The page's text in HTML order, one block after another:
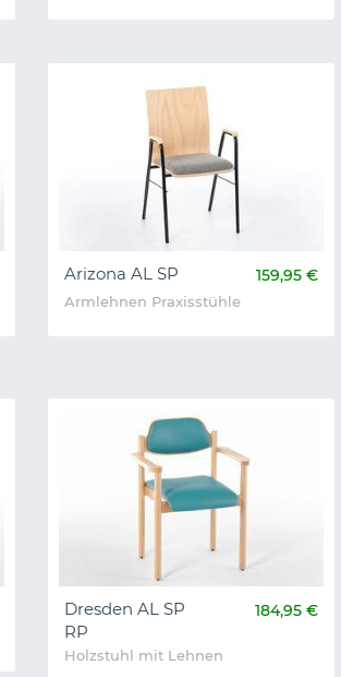
Arizona AL SP 159,95 €
Armlehnen Praxisstühle
Dresden AL SP
RP
184,95 €
Holzstuhl mit Lehnen